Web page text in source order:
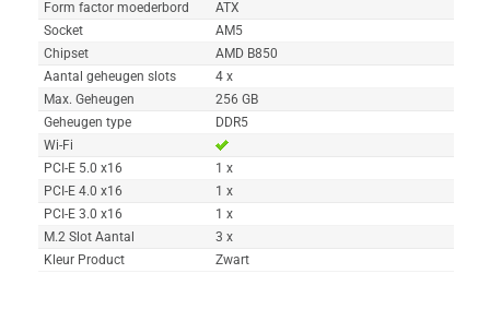
Form factor moederbord
ATX
Socket
AM5
Chipset
AMD B850
Aantal geheugen slots
4 x
Max. Geheugen
256 GB
Geheugen type
DDR5
Wi-Fi
PCI-E 5.0 x16
1 x
PCI-E 4.0 x16
1 x
PCI-E 3.0 x16
1 x
M.2 Slot Aantal
3 x
Kleur Product
Zwart